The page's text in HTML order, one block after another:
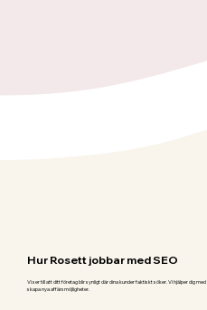
Hur Rosett jobbar med SEO
Vi ser till att ditt företag blir synligt där dina kunder faktiskt söker. Vi hjälper dig
skapa nya affärsmöjligheter.